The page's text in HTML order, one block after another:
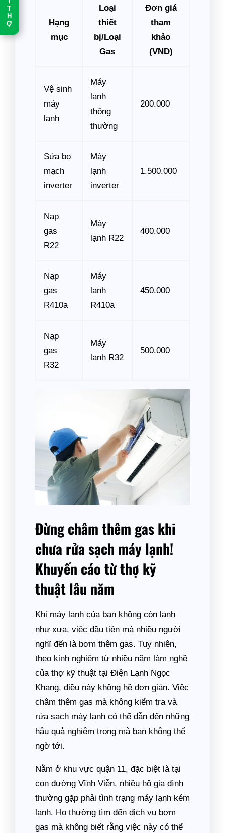
T
H
Ợ
Hạng
mục
Loại
thiết
bị/Loại
Gas
Đơn giá
tham
khảo
(VND)
Vệ sinh
máy
lạnh
Máy
lạnh
thông
thường
200.000
Sửa bo
mạch
inverter
Máy
lạnh
inverter
1.500.000
Nạp
gas
R22
Máy
lạnh R22
400.000
Nạp
gas
R410a
Máy
lạnh
R410a
450.000
Nạp
gas
R32
Máy
lạnh R32
500.000
Đừng châm thêm gas khi
chưa rửa sạch máy lạnh!
Khuyến cáo từ thợ kỹ
thuật lâu năm
Khi máy lạnh của bạn không còn lạnh
như xưa, việc đầu tiên mà nhiều người
nghĩ đến là bơm thêm gas. Tuy nhiên,
theo kinh nghiệm từ nhiều năm làm nghề
của thợ kỹ thuật tại Điện Lạnh Ngọc
Khang, điều này không hề đơn giản. Việc
châm thêm gas mà không kiểm tra và
rửa sạch máy lạnh có thể dẫn đến những
hậu quả nghiêm trọng mà bạn không thể
ngờ tới.
Nằm ở khu vực quận 11, đặc biệt là tại
con đường Vĩnh Viễn, nhiều hộ gia đình
thường gặp phải tình trạng máy lạnh kém
lạnh. Họ thường tìm đến dịch vụ bơm
gas mà không biết rằng việc này có thể